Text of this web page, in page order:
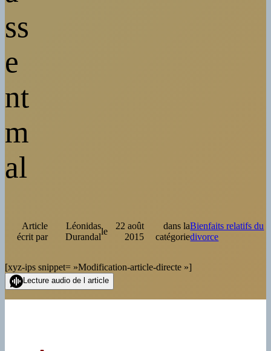
ss
e
nt
m
al
Article
écrit par
Léonidas
Durandal
le
22 août
2015
dans la
catégorie
Bienfaits relatifs du
divorce
[xyz-ips snippet= »Modification-article-directe »]
Lecture audio de l article